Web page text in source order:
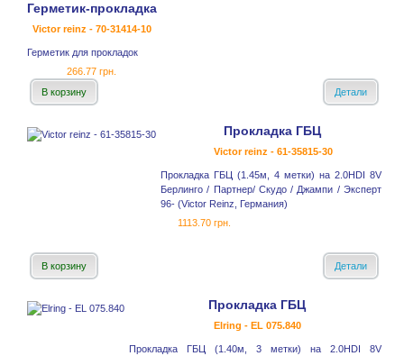
Герметик-прокладка
Victor reinz - 70-31414-10
Герметик для прокладок
266.77 грн.
В корзину
Детали
Прокладка ГБЦ
Victor reinz - 61-35815-30
Прокладка ГБЦ (1.45м, 4 метки) на 2.0HDI 8V
Берлинго / Партнер/ Скудо / Джампи / Эксперт
96- (Victor Reinz, Германия)
1113.70 грн.
В корзину Детали
Прокладка ГБЦ
Elring - EL 075.840
Прокладка ГБЦ (1.40м, 3 метки) на 2.0HDI 8V